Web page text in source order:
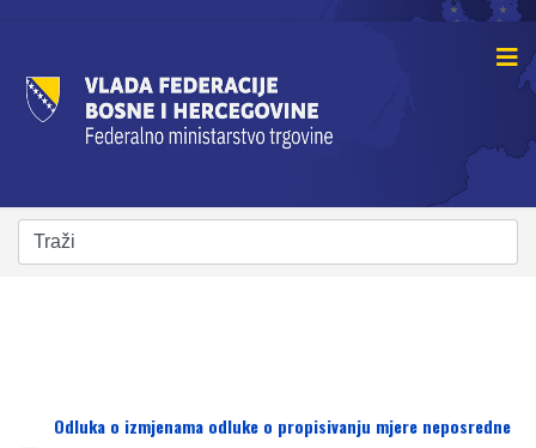
Odluka o izmjenama odluke o propisivanju mjere neposredne